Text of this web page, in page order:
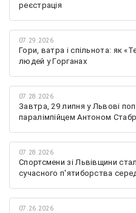
реєстрація
07.29.2026
Гори, ватра і спільнота: як
людей у Горганах
07.28.2026
Завтра, 29 липня у Львові
паралімпійцем Антоном
07.28.2026
Спортсмени зі Львівщини
сучасного п'ятиборства
07.26.2026